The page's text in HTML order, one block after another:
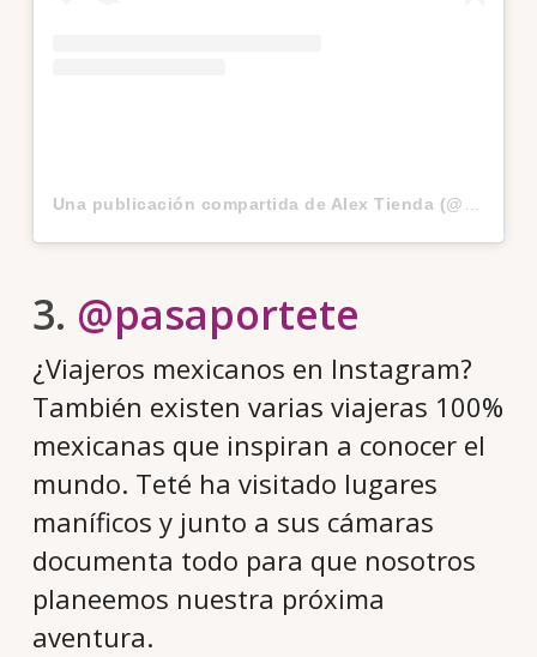
3. @pasaportete
¿Viajeros mexicanos en Instagram?
También existen varias viajeras 100%
mexicanas que inspiran a conocer el
mundo. Teté ha visitado lugares
maníficos y junto a sus cámaras
documenta todo para que nosotros
planeemos nuestra próxima
aventura.